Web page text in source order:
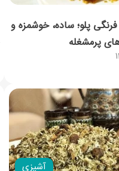
پلو؛ ساده، خوشمزه و
پرمشغله
آشپزی